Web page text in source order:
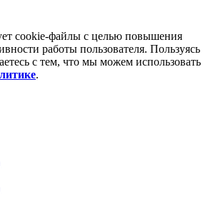
cookie-файлы с целью повышения
работы пользователя. Пользуясь
с тем, что мы можем использовать
.